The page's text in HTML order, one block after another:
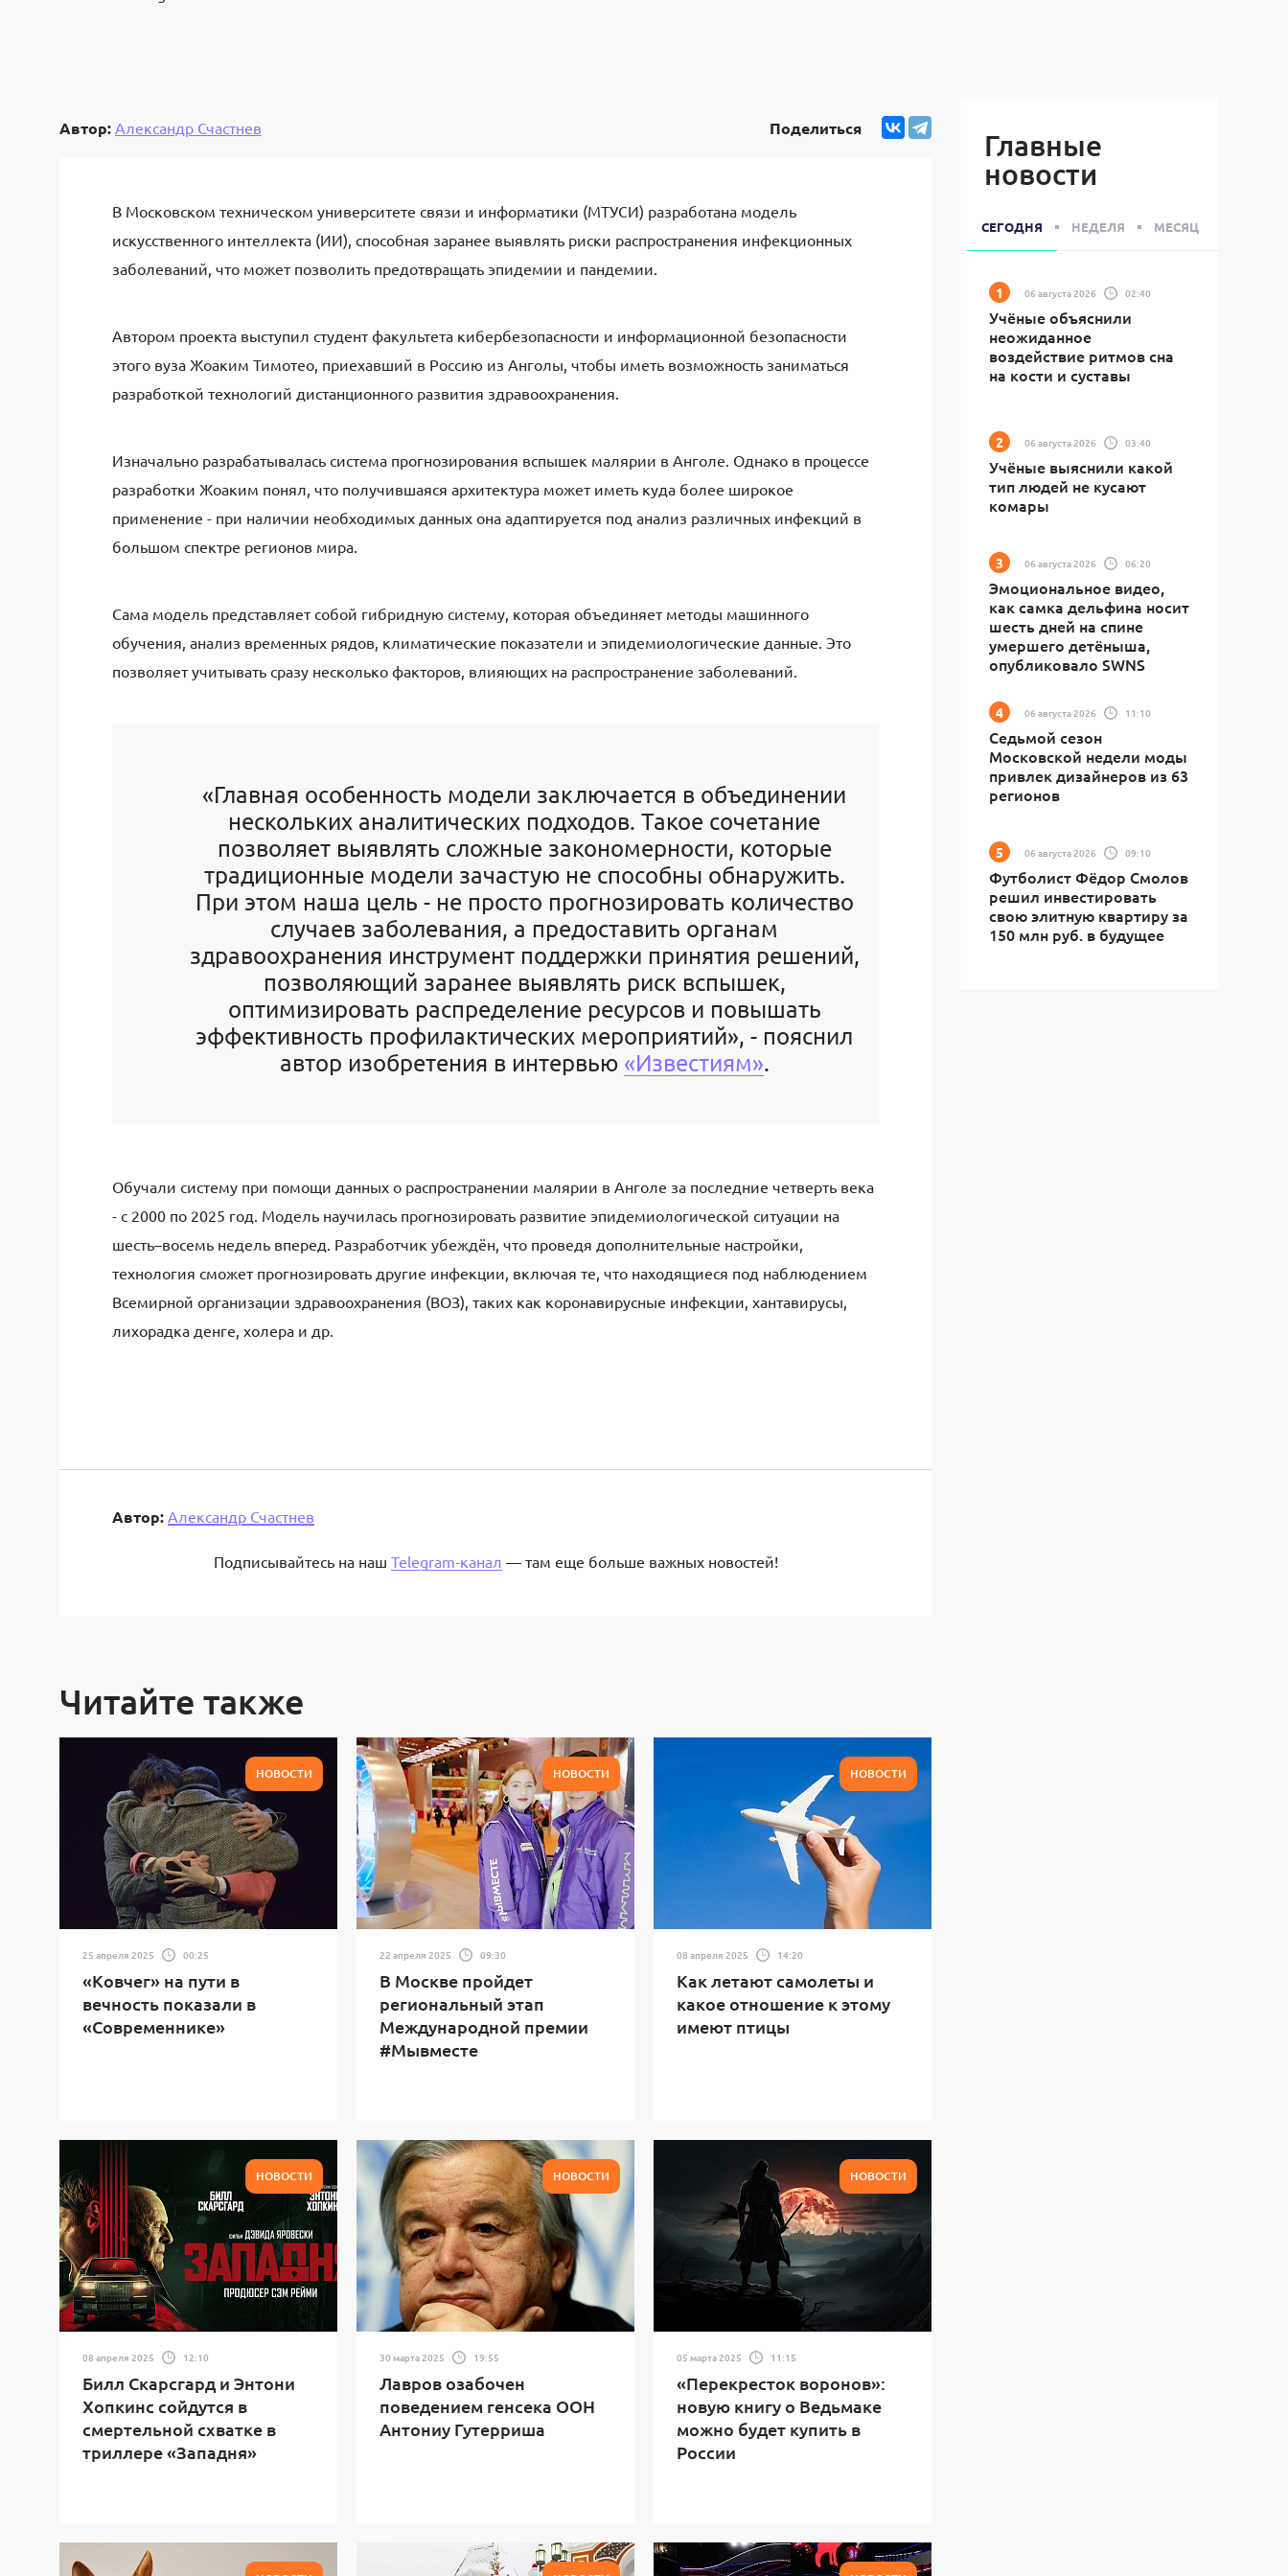
Автор: Александр Счастнев Поделиться
В Московском техническом университете связи и информатики (МТУСИ) разработана модель
искусственного интеллекта (ИИ), способная заранее выявлять риски распространения инфекционных
заболеваний, что может позволить предотвращать эпидемии и пандемии.
Автором проекта выступил студент факультета кибербезопасности и информационной безопасности
этого вуза Жоаким Тимотео, приехавший в Россию из Анголы, чтобы иметь возможность заниматься
разработкой технологий дистанционного развития здравоохранения.
Изначально разрабатывалась система прогнозирования вспышек малярии в Анголе. Однако в процессе
разработки Жоаким понял, что получившаяся архитектура может иметь куда более широкое
применение - при наличии необходимых данных она адаптируется под анализ различных инфекций в
большом спектре регионов мира.
Сама модель представляет собой гибридную систему, которая объединяет методы машинного
обучения, анализ временных рядов, климатические показатели и эпидемиологические данные. Это
позволяет учитывать сразу несколько факторов, влияющих на распространение заболеваний.
«Главная особенность модели заключается в объединении
нескольких аналитических подходов. Такое сочетание
позволяет выявлять сложные закономерности, которые
традиционные модели зачастую не способны обнаружить.
При этом наша цель - не просто прогнозировать количество
случаев заболевания, а предоставить органам
здравоохранения инструмент поддержки принятия решений,
позволяющий заранее выявлять риск вспышек,
оптимизировать распределение ресурсов и повышать
эффективность профилактических мероприятий», - пояснил
автор изобретения в интервью «Известиям».
Обучали систему при помощи данных о распространении малярии в Анголе за последние четверть века
- с 2000 по 2025 год. Модель научилась прогнозировать развитие эпидемиологической ситуации на
шесть–восемь недель вперед. Разработчик убеждён, что проведя дополнительные настройки,
технология сможет прогнозировать другие инфекции, включая те, что находящиеся под наблюдением
Всемирной организации здравоохранения (ВОЗ), таких как коронавирусные инфекции, хантавирусы,
лихорадка денге, холера и др.
Автор: Александр Счастнев
Подписывайтесь на наш Telegram-канал — там еще больше важных новостей!
Читайте также
НОВОСТИ
25 апреля 2025 00:25
«Ковчег» на пути в
вечность показали в
«Современнике»
НОВОСТИ
22 апреля 2025 09:30
В Москве пройдет
региональный этап
Международной премии
#Мывместе
НОВОСТИ
08 апреля 2025 14:20
Как летают самолеты и
какое отношение к этому
имеют птицы
НОВОСТИ
08 апреля 2025 12:10
Билл Скарсгард и Энтони
Хопкинс сойдутся в
смертельной схватке в
триллере «Западня»
НОВОСТИ
30 марта 2025 19:55
Лавров озабочен
поведением генсека ООН
Антониу Гутерриша
НОВОСТИ
05 марта 2025 11:15
«Перекресток воронов»:
новую книгу о Ведьмаке
можно будет купить в
России
Главные
новости
СЕГОДНЯ НЕДЕЛЯ МЕСЯЦ
06 августа 2026 02:40
Учёные объяснили
неожиданное
воздействие ритмов сна
на кости и суставы
06 августа 2026 03:40
Учёные выяснили какой
тип людей не кусают
комары
06 августа 2026 06:20
Эмоциональное видео,
как самка дельфина носит
шесть дней на спине
умершего детёныша,
опубликовало SWNS
06 августа 2026 11:10
Седьмой сезон
Московской недели моды
привлек дизайнеров из 63
регионов
06 августа 2026 09:10
Футболист Фёдор Смолов
решил инвестировать
свою элитную квартиру за
150 млн руб. в будущее